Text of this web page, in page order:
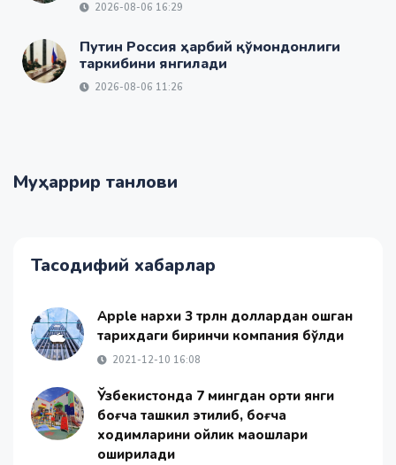
2026-08-06 16:29
Путин Россия ҳарбий қўмондонлиги
таркибини янгилади
2026-08-06 11:26
Муҳаррир танлови
Тасодифий хабарлар
Apple нархи 3 трлн доллардан ошган
тарихдаги биринчи компания бўлди
2021-12-10 16:08
Ўзбекистонда 7 мингдан ортиқ янги
боғча ташкил этилиб, боғча
ходимларини ойлик маошлари
оширилади